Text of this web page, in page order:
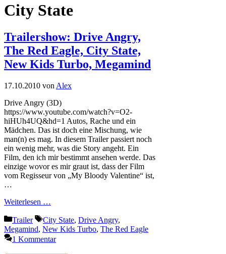
City State
Trailershow: Drive Angry,
The Red Eagle, City State,
New Kids Turbo, Megamind
17.10.2010 von Alex
Drive Angry (3D)
https://www.youtube.com/watch?v=O2-
hiHUh4UQ&hd=1 Autos, Rache und ein
Mädchen. Das ist doch eine Mischung, wie
man(n) es mag. In diesem Trailer passiert noch
ein wenig mehr, was die Story angeht. Ein
Film, den ich mir bestimmt ansehen werde. Das
einzige wovor es mir graut ist, dass der Film
vom Regisseur von „My Bloody Valentine“ ist,
…
Weiterlesen …
Kategorien
Trailer Schlagwörter
City State, Drive Angry,
Megamind, New Kids Turbo, The Red Eagle
1 Kommentar